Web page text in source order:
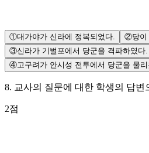
①대가야가 신라에 정복되었다. ②당
③신라가 기벌포에서 당군을 격파하였다.
④고구려가 안시성 전투에서 당군을 물리
8. 교사의 질문에 대한 학생의 답변
2점